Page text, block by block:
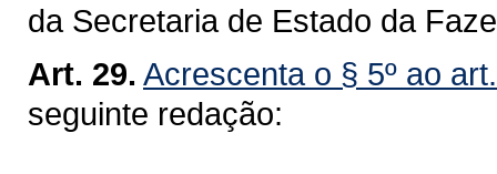
da Secretaria de Estado da
Art. 29. Acrescenta o § 5º ao
seguinte redação: